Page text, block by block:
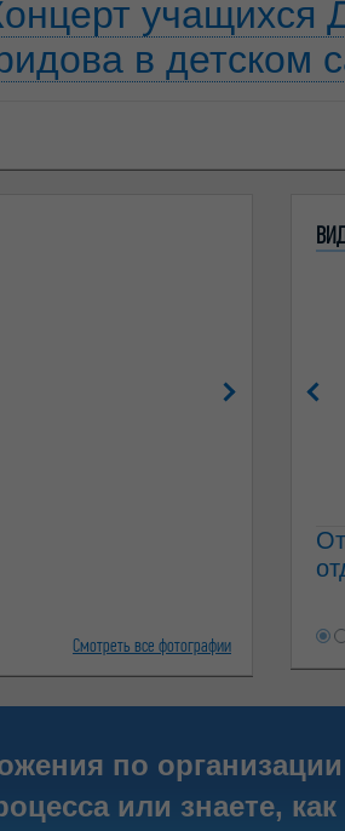
в детском
Смотреть все фотографии
по организации
или знаете, как